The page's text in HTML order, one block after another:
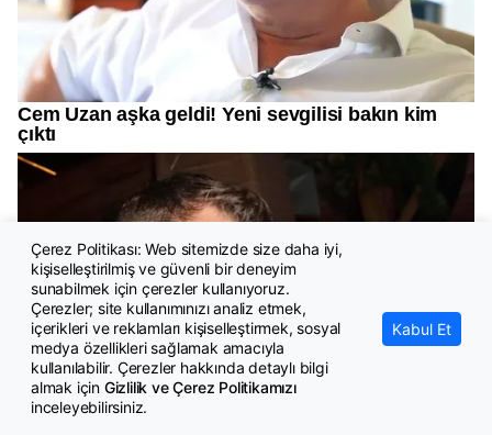
Çerez Politikası: Web sitemizde size daha iyi,
kişiselleştirilmiş ve güvenli bir deneyim
sunabilmek için çerezler kullanıyoruz.
Çerezler; site kullanımınızı analiz etmek,
içerikleri ve reklamları kişiselleştirmek, sosyal
medya özellikleri sağlamak amacıyla
kullanılabilir. Çerezler hakkında detaylı bilgi
almak için Gizlilik ve Çerez Politikamızı
inceleyebilirsiniz.
Kabul Et